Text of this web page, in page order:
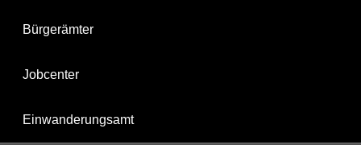
Bürgerämter
Jobcenter
Einwanderungsamt